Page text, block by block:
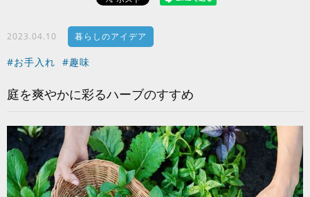
2023.04.10 暮らしのアイデア
#お手入れ #趣味
庭を爽やかに彩るハーブのすすめ